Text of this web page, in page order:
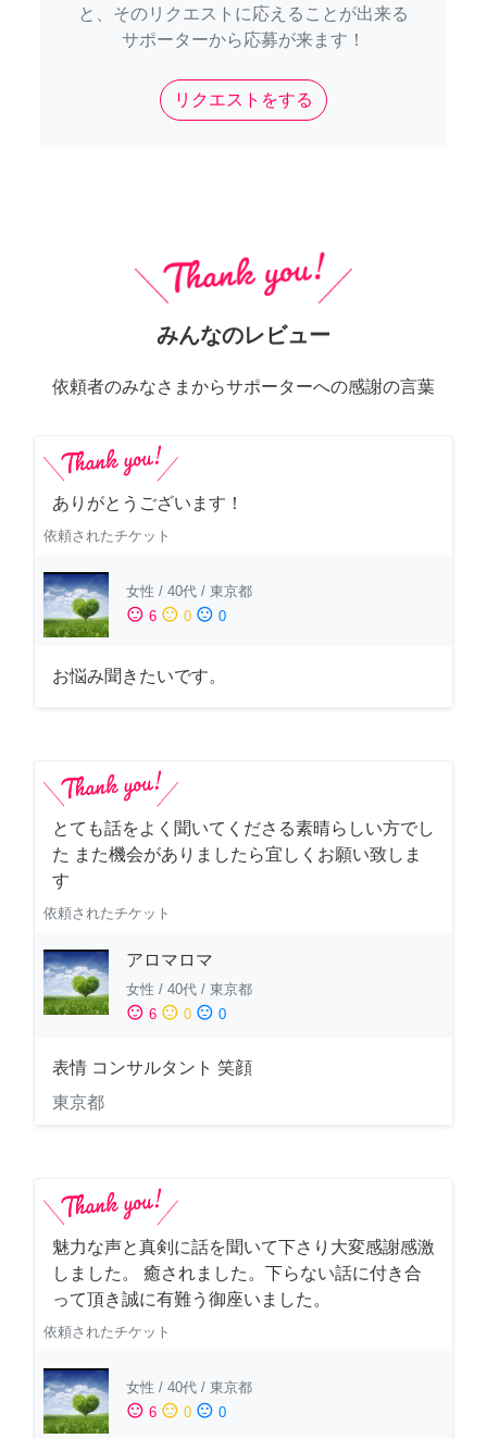
と、そのリクエストに応えることが出来る
サポーターから応募が来ます！
リクエストをする
みんなのレビュー
依頼者のみなさまからサポーターへの感謝の言葉
ありがとうございます！
依頼されたチケット
女性 / 40代 / 東京都
sentiment_satisfied 6 sentiment_neutral 0 sentiment_dissatisfied 0
お悩み聞きたいです。
とても話をよく聞いてくださる素晴らしい方でし
た また機会がありましたら宜しくお願い致しま
す
依頼されたチケット
アロマロマ
女性 / 40代 / 東京都
sentiment_satisfied 6 sentiment_neutral 0 sentiment_dissatisfied 0
表情 コンサルタント 笑顔
東京都
魅力な声と真剣に話を聞いて下さり大変感謝感激
しました。 癒されました。下らない話に付き合
って頂き誠に有難う御座いました。
依頼されたチケット
女性 / 40代 / 東京都
sentiment_satisfied 6 sentiment_neutral 0 sentiment_dissatisfied 0